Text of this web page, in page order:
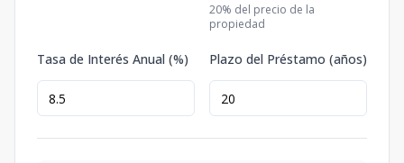
20% del precio de la
propiedad
Tasa de Interés Anual (%) Plazo del Préstamo (años)